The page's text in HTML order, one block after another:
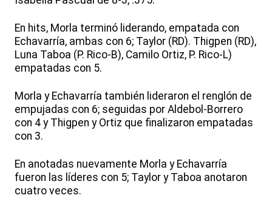
En hits, Morla terminó liderando, empatada con
Echavarría, ambas con 6; Taylor (RD). Thigpen (RD),
Luna Taboa (P. Rico-B), Camilo Ortiz, P. Rico-L)
empatadas con 5.
Morla y Echavarría también lideraron el renglón de
empujadas con 6; seguidas por Aldebol-Borrero
con 4 y Thigpen y Ortiz que finalizaron empatadas
con 3.
En anotadas nuevamente Morla y Echavarría
fueron las líderes con 5; Taylor y Taboa anotaron
cuatro veces.